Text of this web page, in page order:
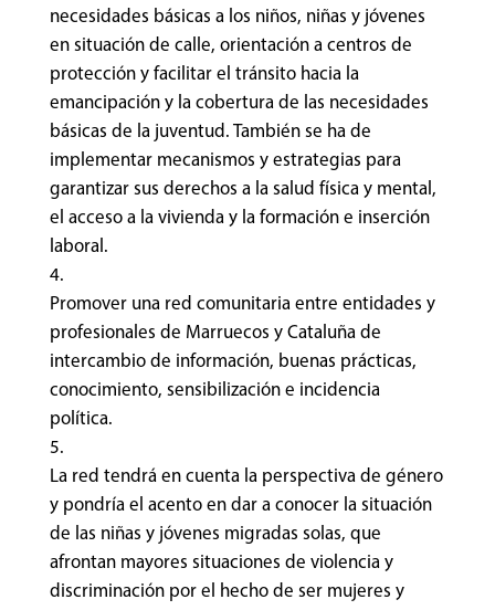
necesidades básicas a los niños, niñas y jóvenes
en situación de calle, orientación a centros de
protección y facilitar el tránsito hacia la
emancipación y la cobertura de las necesidades
básicas de la juventud. También se ha de
implementar mecanismos y estrategias para
garantizar sus derechos a la salud física y mental,
el acceso a la vivienda y la formación e inserción
laboral.
Promover una red comunitaria entre entidades y
profesionales de Marruecos y Cataluña de
intercambio de información, buenas prácticas,
conocimiento, sensibilización e incidencia
política.
La red tendrá en cuenta la perspectiva de género
y pondría el acento en dar a conocer la situación
de las niñas y jóvenes migradas solas, que
afrontan mayores situaciones de violencia y
discriminación por el hecho de ser mujeres y